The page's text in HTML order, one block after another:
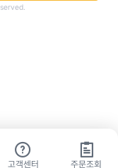
고객센터 주문조회